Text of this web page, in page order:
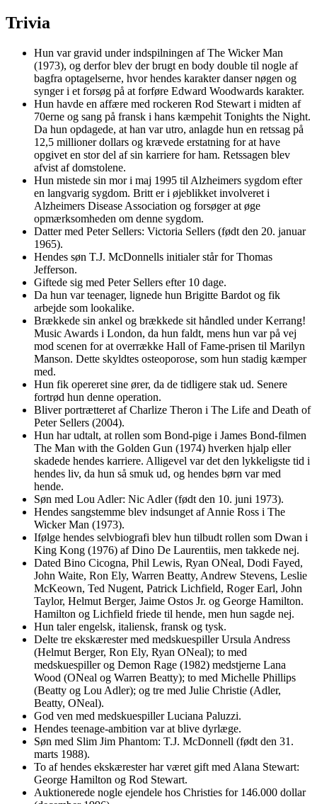
Trivia
Hun var gravid under indspilningen af The Wicker Man
(1973), og derfor blev der brugt en body double til nogle af
bagfra optagelserne, hvor hendes karakter danser nøgen og
synger i et forsøg på at forføre Edward Woodwards karakter.
Hun havde en affære med rockeren Rod Stewart i midten af
70erne og sang på fransk i hans kæmpehit Tonights the Night.
Da hun opdagede, at han var utro, anlagde hun en retssag på
12,5 millioner dollars og krævede erstatning for at have
opgivet en stor del af sin karriere for ham. Retssagen blev
afvist af domstolene.
Hun mistede sin mor i maj 1995 til Alzheimers sygdom efter
en langvarig sygdom. Britt er i øjeblikket involveret i
Alzheimers Disease Association og forsøger at øge
opmærksomheden om denne sygdom.
Datter med Peter Sellers: Victoria Sellers (født den 20. januar
1965).
Hendes søn T.J. McDonnells initialer står for Thomas
Jefferson.
Giftede sig med Peter Sellers efter 10 dage.
Da hun var teenager, lignede hun Brigitte Bardot og fik
arbejde som lookalike.
Brækkede sin ankel og brækkede sit håndled under Kerrang!
Music Awards i London, da hun faldt, mens hun var på vej
mod scenen for at overrække Hall of Fame-prisen til Marilyn
Manson. Dette skyldtes osteoporose, som hun stadig kæmper
med.
Hun fik opereret sine ører, da de tidligere stak ud. Senere
fortrød hun denne operation.
Bliver portrætteret af Charlize Theron i The Life and Death of
Peter Sellers (2004).
Hun har udtalt, at rollen som Bond-pige i James Bond-filmen
The Man with the Golden Gun (1974) hverken hjalp eller
skadede hendes karriere. Alligevel var det den lykkeligste tid i
hendes liv, da hun så smuk ud, og hendes børn var med
hende.
Søn med Lou Adler: Nic Adler (født den 10. juni 1973).
Hendes sangstemme blev indsunget af Annie Ross i The
Wicker Man (1973).
Ifølge hendes selvbiografi blev hun tilbudt rollen som Dwan i
King Kong (1976) af Dino De Laurentiis, men takkede nej.
Dated Bino Cicogna, Phil Lewis, Ryan ONeal, Dodi Fayed,
John Waite, Ron Ely, Warren Beatty, Andrew Stevens, Leslie
McKeown, Ted Nugent, Patrick Lichfield, Roger Earl, John
Taylor, Helmut Berger, Jaime Ostos Jr. og George Hamilton.
Hamilton og Lichfield friede til hende, men hun sagde nej.
Hun taler engelsk, italiensk, fransk og tysk.
Delte tre ekskærester med medskuespiller Ursula Andress
(Helmut Berger, Ron Ely, Ryan ONeal); to med
medskuespiller og Demon Rage (1982) medstjerne Lana
Wood (ONeal og Warren Beatty); to med Michelle Phillips
(Beatty og Lou Adler); og tre med Julie Christie (Adler,
Beatty, ONeal).
God ven med medskuespiller Luciana Paluzzi.
Hendes teenage-ambition var at blive dyrlæge.
Søn med Slim Jim Phantom: T.J. McDonnell (født den 31.
marts 1988).
To af hendes ekskærester har været gift med Alana Stewart:
George Hamilton og Rod Stewart.
Auktionerede nogle ejendele hos Christies for 146.000 dollar